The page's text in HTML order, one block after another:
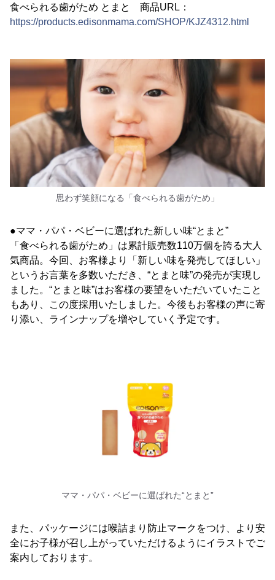
食べられる歯がため とまと 商品URL：
https://products.edisonmama.com/SHOP/KJZ4312.html
思わず笑顔になる「食べられる歯がため」
●ママ・パパ・ベビーに選ばれた新しい味“とまと”
「食べられる歯がため」は累計販売数110万個を誇る大人
気商品。今回、お客様より「新しい味を発売してほしい」
というお言葉を多数いただき、“とまと味”の発売が実現し
ました。“とまと味”はお客様の要望をいただいていたこと
もあり、この度採用いたしました。今後もお客様の声に寄
り添い、ラインナップを増やしていく予定です。
ママ・パパ・ベビーに選ばれた“とまと”
また、パッケージには喉詰まり防止マークをつけ、より安
全にお子様が召し上がっていただけるようにイラストでご
案内しております。